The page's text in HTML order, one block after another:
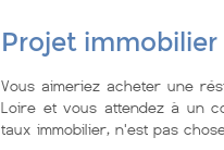
Projet
Vous aimeriez acheter une
Loire et vous attendez à un
taux immobilier, n'est pas